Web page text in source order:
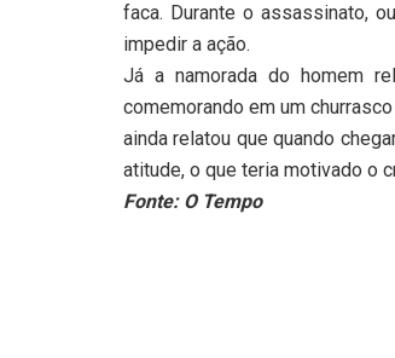
faca. Durante o assassinato,
impedir a ação.
Já a namorada do homem
comemorando em um
ainda relatou que quando
atitude, o que teria motivado o
Fonte: O Tempo